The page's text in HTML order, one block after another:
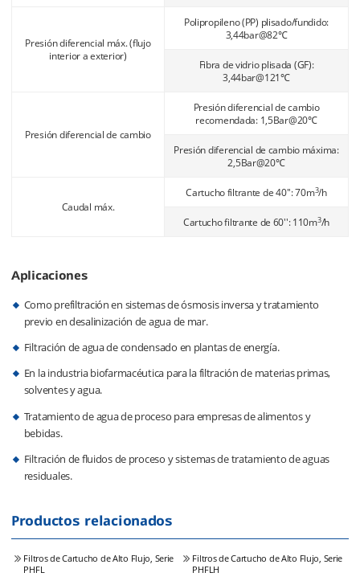
Presión diferencial máx. (flujo
interior a exterior)
Polipropileno (PP) plisado/fundido:
3,44bar@82℃
Fibra de vidrio plisada (GF):
3,44bar@121℃
Presión diferencial de cambio
Presión diferencial de cambio
recomendada: 1,5Bar@20℃
Presión diferencial de cambio máxima:
2,5Bar@20℃
Caudal máx.
Cartucho filtrante de 40'': 70m3/h
Cartucho filtrante de 60'': 110m3/h
Aplicaciones
Como prefiltración en sistemas de ósmosis inversa y tratamiento
previo en desalinización de agua de mar.
Filtración de agua de condensado en plantas de energía.
En la industria biofarmacéutica para la filtración de materias primas,
solventes y agua.
Tratamiento de agua de proceso para empresas de alimentos y
bebidas.
Filtración de fluidos de proceso y sistemas de tratamiento de aguas
residuales.
Productos relacionados
Filtros de Cartucho de Alto Flujo, Serie
PHFL
Filtros de Cartucho de Alto Flujo, Serie
PHFLH